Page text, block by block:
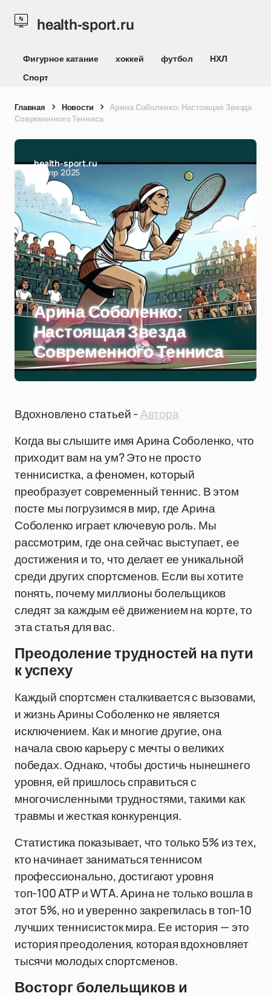
health-sport.ru
Фигурное катание хоккей футбол
НХЛ
Спорт
Главная Новости
Арина Соболенко: Настоящая Звезда
Современного Тенниса
health-sport.ru
15 апр 2025
Арина Соболенко:
Настоящая Звезда
Современного Тенниса
Вдохновлено статьей -Автора
Когда вы слышите имя Арина Соболенко, что
приходит вам на ум? Это не просто
теннисистка, а феномен, который
преобразует современный теннис. В этом
посте мы погрузимся в мир, где Арина
Соболенко играет ключевую роль. Мы
рассмотрим, где она сейчас выступает, ее
достижения и то, что делает ее уникальной
среди других спортсменов. Если вы хотите
понять, почему миллионы болельщиков
следят за каждым её движением на корте, то
эта статья для вас.
Преодоление трудностей на пути
к успеху
Каждый спортсмен сталкивается с вызовами,
и жизнь Арины Соболенко не является
исключением. Как и многие другие, она
начала свою карьеру с мечты о великих
победах. Однако, чтобы достичь нынешнего
уровня, ей пришлось справиться с
многочисленными трудностями, такими как
травмы и жесткая конкуренция.
Статистика показывает, что только 5% из тех,
кто начинает заниматься теннисом
профессионально, достигают уровня
топ-100 ATP и WTA. Арина не только вошла в
этот 5%, но и уверенно закрепилась в топ-10
лучших теннисисток мира. Ее история — это
история преодоления, которая вдохновляет
тысячи молодых спортсменов.
Восторг болельщиков и